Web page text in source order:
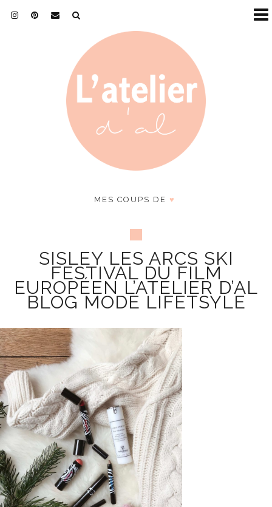
MES COUPS DE ♥
SISLEY LES ARCS SKI
FESTIVAL DU FILM
EUROPÉEN L’ATELIER D’AL
BLOG MODE LIFETSYLE